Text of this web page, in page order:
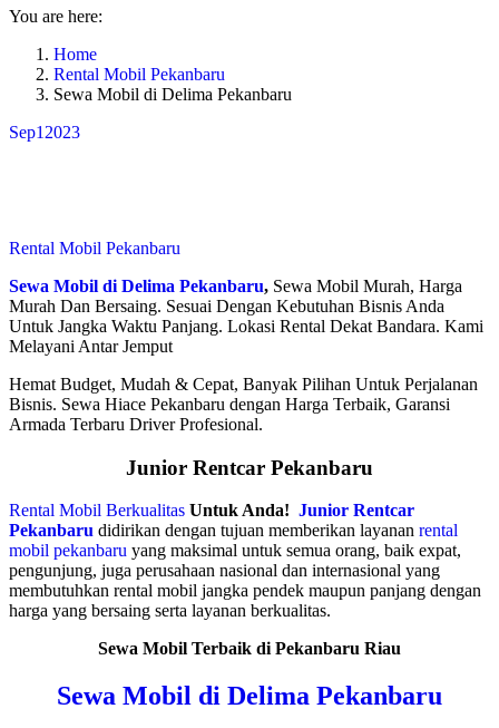
You are here:
Home
Rental Mobil Pekanbaru
Sewa Mobil di Delima Pekanbaru
Sep1 2023
Rental Mobil Pekanbaru
Sewa Mobil di Delima Pekanbaru, Sewa Mobil Murah, Harga
Murah Dan Bersaing. Sesuai Dengan Kebutuhan Bisnis Anda
Untuk Jangka Waktu Panjang. Lokasi Rental Dekat Bandara. Kami
Melayani Antar Jemput
Hemat Budget, Mudah & Cepat, Banyak Pilihan Untuk Perjalanan
Bisnis. Sewa Hiace Pekanbaru dengan Harga Terbaik, Garansi
Armada Terbaru Driver Profesional.
Junior Rentcar Pekanbaru
Rental Mobil Berkualitas Untuk Anda! Junior Rentcar
Pekanbaru didirikan dengan tujuan memberikan layanan rental
mobil pekanbaru yang maksimal untuk semua orang, baik expat,
pengunjung, juga perusahaan nasional dan internasional yang
membutuhkan rental mobil jangka pendek maupun panjang dengan
harga yang bersaing serta layanan berkualitas.
Sewa Mobil Terbaik di Pekanbaru Riau
Sewa Mobil di Delima Pekanbaru